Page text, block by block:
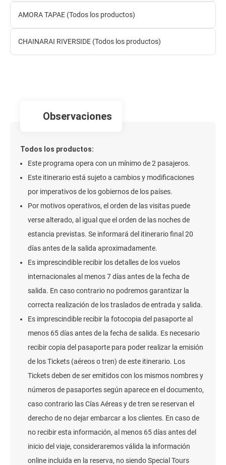
AMORA TAPAE (Todos los productos)
CHAINARAI RIVERSIDE (Todos los productos)
observaciones
Todos los productos:
Este programa opera con un mínimo de 2 pasajeros.
Este itinerario está sujeto a cambios y modificaciones
por imperativos de los gobiernos de los países.
Por motivos operativos, el orden de las visitas puede
verse alterado, al igual que el orden de las noches de
estancia previstas. Se informará del itinerario final 20
días antes de la salida aproximadamente.
Es imprescindible recibir los detalles de los vuelos
internacionales al menos 7 días antes de la fecha de
salida. En caso contrario no podremos garantizar la
correcta realización de los traslados de entrada y salida.
Es imprescindible recibir la fotocopia del pasaporte al
menos 65 días antes de la fecha de salida. Es necesario
recibir copia del pasaporte para poder realizar la emisión
de los Tickets (aéreos o tren) de este itinerario. Los
Tickets deben de ser emitidos con los mismos nombres y
números de pasaportes según aparece en el documento,
caso contrario las Cías Aéreas y de tren se reservan el
derecho de no dejar embarcar a los clientes. En caso de
no recibir esta información, al menos 65 días antes del
inicio del viaje, consideraremos válida la información
online incluida en la reserva, no siendo Special Tours